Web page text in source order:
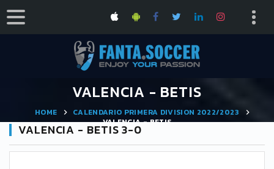
VALENCIA - BETIS
HOME
CALENDARIO PRIMERA DIVISION 2022/2023
VALENCIA - BETIS
VALENCIA - BETIS 3-0